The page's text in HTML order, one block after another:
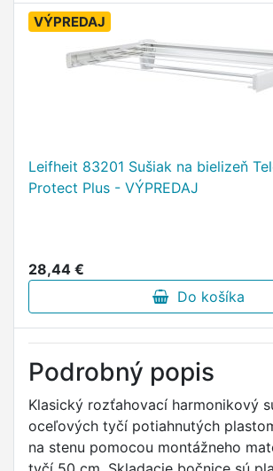
VÝPREDAJ
Leifheit 83201 Sušiak na bielizeň
Protect Plus - VÝPREDAJ
28,44 €
Do košíka
Podrobný popis
Klasický rozťahovací harmonikový
oceľových tyčí potiahnutých
na stenu pomocou montážneho